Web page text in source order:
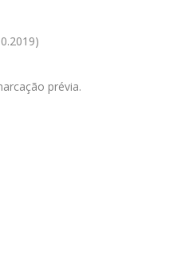
prévia.